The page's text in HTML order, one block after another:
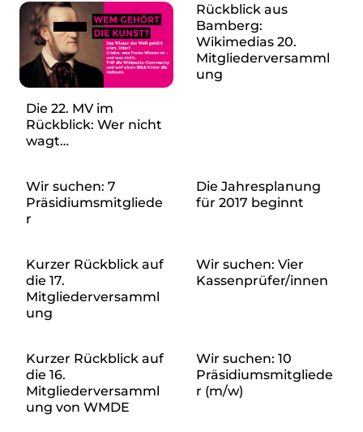
Transparenz
Presse
Suchanfrage
Suchen
Die 22. MV im
Rückblick: Wer nicht
wagt…
Rückblick aus
Bamberg:
Wikimedias 20.
Mitgliederversamml
ung
Wir suchen: 7
Präsidiumsmitgliede
r
Die Jahresplanung
für 2017 beginnt
Kurzer Rückblick auf
die 17.
Mitgliederversamml
ung
Wir suchen: Vier
Kassenprüfer/innen
Kurzer Rückblick auf
die 16.
Mitgliederversamml
ung von WMDE
Wir suchen: 10
Präsidiumsmitgliede
r (m/w)